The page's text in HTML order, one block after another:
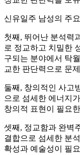
신유일주 남성의 주
첫째, 뛰어난 분석력
로 정교하고 치밀한
구되는 분야에서 탁
교한 판단력으로 문
둘째, 창의적인 사고
으로 섬세한 에너지
창의적 표현이 필요
셋째, 정교함과 완벽
결합으로 섬세한 분
확성과 예술성이 필